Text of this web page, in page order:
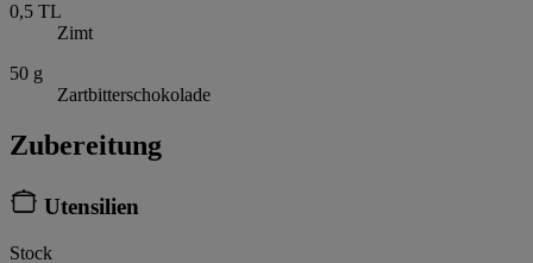
0,5 TL
Zimt
50 g
Zartbitterschokolade
Zubereitung
Utensilien
Stock